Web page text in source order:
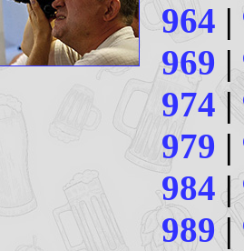
964 |
969 |
974|
979 |
984 |
989|